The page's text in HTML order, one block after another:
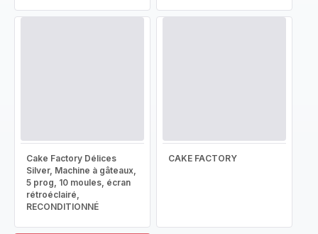
Cake Factory Délices
Silver, Machine à gâteaux,
5 prog, 10 moules, écran
rétroéclairé,
RECONDITIONNÉ
CAKE FACTORY